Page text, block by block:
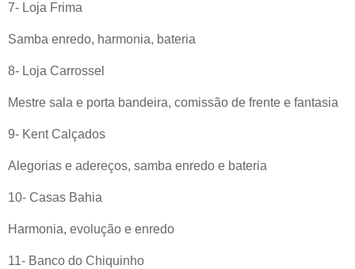
7- Loja Frima
Samba enredo, harmonia, bateria
8- Loja Carrossel
Mestre sala e porta bandeira, comissão de frente e fantasia
9- Kent Calçados
Alegorias e adereços, samba enredo e bateria
10- Casas Bahia
Harmonia, evolução e enredo
11- Banco do Chiquinho